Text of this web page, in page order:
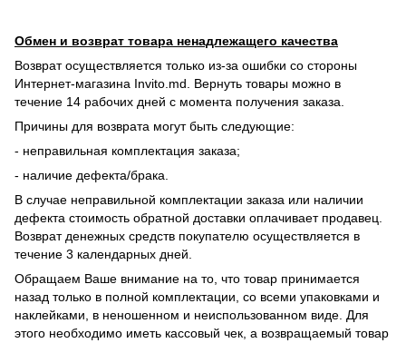
Обмен и возврат товара ненадлежащего качества
Возврат осуществляется только из-за ошибки со стороны
Интернет-магазина Invito.md. Вернуть товары можно в
течение 14 рабочих дней с момента получения заказа.
Причины для возврата могут быть следующие:
- неправильная комплектация заказа;
- наличие дефекта/брака.
В случае неправильной комплектации заказа или наличии
дефекта стоимость обратной доставки оплачивает продавец.
Возврат денежных средств покупателю осуществляется в
течение 3 календарных дней.
Обращаем Ваше внимание на то, что товар принимается
назад только в полной комплектации, со всеми упаковками и
наклейками, в неношенном и неиспользованном виде. Для
этого необходимо иметь кассовый чек, а возвращаемый товар